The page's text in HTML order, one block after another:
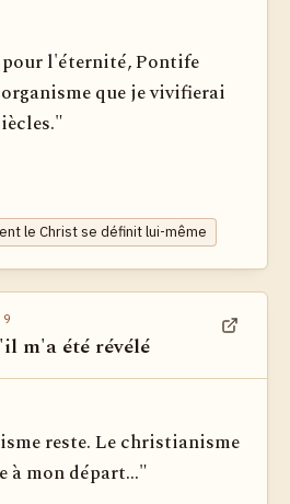
pour l'éternité, Pontife
que je vivifierai
le Christ se définit lui-même
m'a été révélé
reste. Le christianisme
à mon départ..."